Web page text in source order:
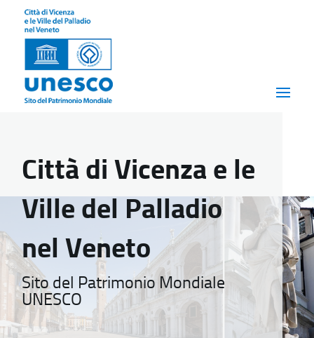
Città di Vicenza e le
Ville del Palladio
nel Veneto
Sito del Patrimonio Mondiale
UNESCO